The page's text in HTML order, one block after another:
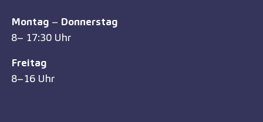
Montag – Donnerstag
8– 17:30 Uhr
Freitag
8–16 Uhr